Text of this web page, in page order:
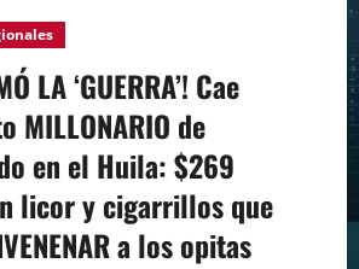
LA ‘GUERRA’! Cae
MILLONARIO de
en el Huila: $269
licor y cigarrillos que
a los opitas